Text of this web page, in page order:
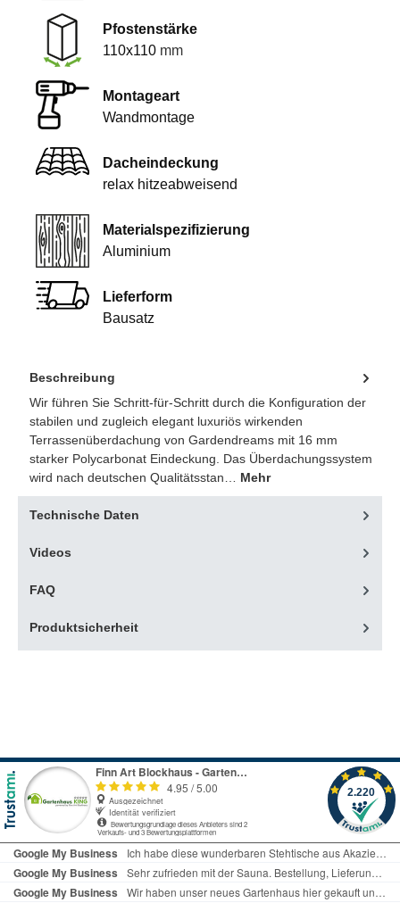
Pfostenstärke
110x110 mm
Montageart
Wandmontage
Dacheindeckung
relax hitzeabweisend
Materialspezifizierung
Aluminium
Lieferform
Bausatz
Beschreibung
Wir führen Sie Schritt-für-Schritt durch die Konfiguration der
stabilen und zugleich elegant luxuriös wirkenden
Terrassenüberdachung von Gardendreams mit 16 mm
starker Polycarbonat Eindeckung. Das Überdachungssystem
wird nach deutschen Qualitätsstan… Mehr
Technische Daten
Videos
FAQ
Produktsicherheit